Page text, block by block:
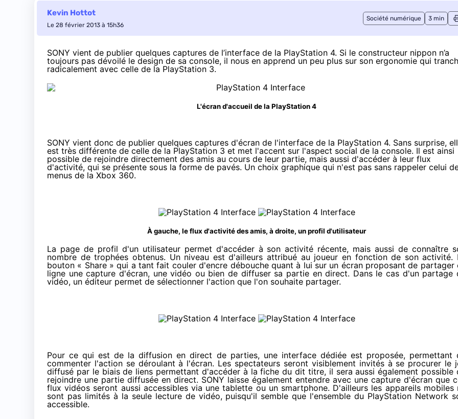
Kevin Hottot
Le 28 février 2013 à 15h36
Société numérique 3 min
SONY vient de publier quelques captures de l’interface de la PlayStation 4. Si le constructeur nippon n’a
toujours pas dévoilé le design de sa console, il nous en apprend un peu plus sur son ergonomie qui
radicalement avec celle de la PlayStation 3.
L'écran d'accueil de la PlayStation 4
SONY vient donc de publier quelques captures d'écran de l'interface de la PlayStation 4. Sans surprise,
est très différente de celle de la PlayStation 3 et met l'accent sur l'aspect social de la console. Il est ainsi
possible de rejoindre directement des amis au cours de leur partie, mais aussi d'accéder à leur flux
d'activité, qui se présente sous la forme de pavés. Un choix graphique qui n'est pas sans rappeler celui
menus de la Xbox 360.
À gauche, le flux d'activité des amis, à droite, un profil d'utilisateur
La page de profil d'un utilisateur permet d'accéder à son activité récente, mais aussi de connaître
nombre de trophées obtenus. Un niveau est d'ailleurs attribué au joueur en fonction de son activité.
bouton « Share » qui a tant fait couler d'encre débouche quant à lui sur un écran proposant de partager
ligne une capture d'écran, une vidéo ou bien de diffuser sa partie en direct. Dans le cas d'un partage
vidéo, un éditeur permet de sélectionner l'action que l'on souhaite partager.
Pour ce qui est de la diffusion en direct de parties, une interface dédiée est proposée, permettant
commenter l'action se déroulant à l'écran. Les spectateurs seront visiblement invités à se procurer le
diffusé par le biais de liens permettant d'accéder à la fiche du dit titre, il sera aussi également possible
rejoindre une partie diffusée en direct. SONY laisse également entendre avec une capture d'écran que
flux vidéos seront aussi accessibles via une tablette ou un smartphone. D'ailleurs les appareils mobiles
sont pas limités à la seule lecture de vidéo, puisqu'il semble que l'ensemble du PlayStation Network
accessible.